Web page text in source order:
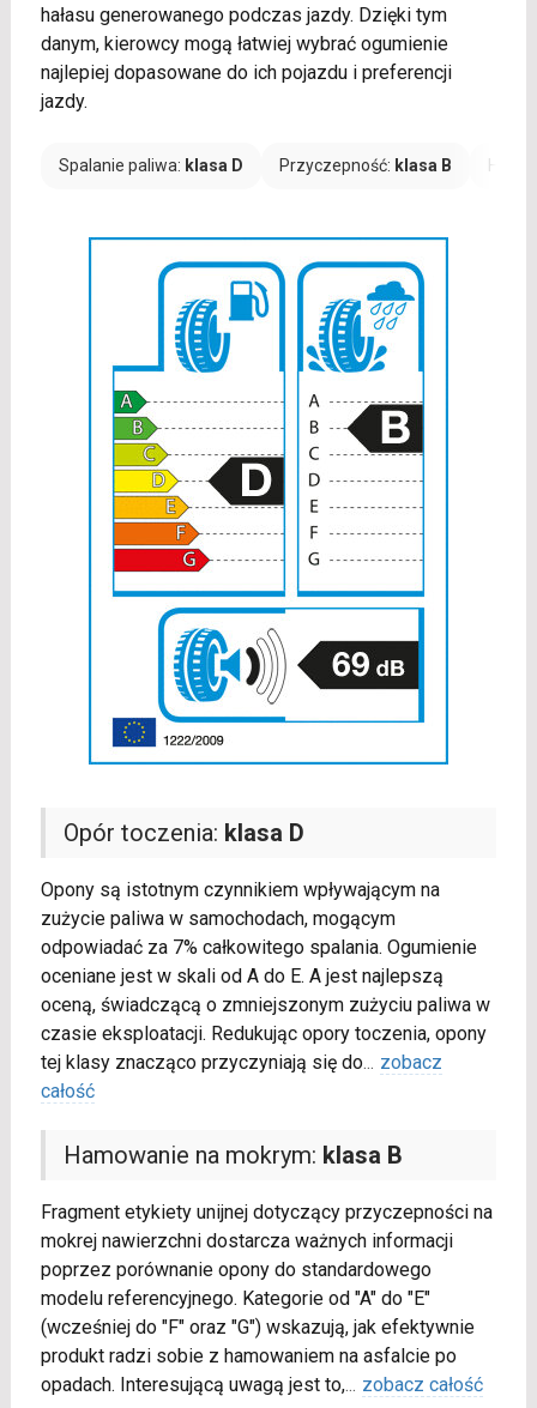
hałasu generowanego podczas jazdy. Dzięki tym
danym, kierowcy mogą łatwiej wybrać ogumienie
najlepiej dopasowane do ich pojazdu i preferencji
jazdy.
Spalanie paliwa: klasa D Przyczepność: klasa B
Opór toczenia: klasa D
Opony są istotnym czynnikiem wpływającym na
zużycie paliwa w samochodach, mogącym
odpowiadać za 7% całkowitego spalania. Ogumienie
oceniane jest w skali od A do E. A jest najlepszą
oceną, świadczącą o zmniejszonym zużyciu paliwa w
czasie eksploatacji. Redukując opory toczenia, opony
tej klasy znacząco przyczyniają się do... zobacz
całość
Hamowanie na mokrym: klasa B
Fragment etykiety unijnej dotyczący przyczepności na
mokrej nawierzchni dostarcza ważnych informacji
poprzez porównanie opony do standardowego
modelu referencyjnego. Kategorie od "A" do "E"
(wcześniej do "F" oraz "G") wskazują, jak efektywnie
produkt radzi sobie z hamowaniem na asfalcie po
opadach. Interesującą uwagą jest to,... zobacz całość